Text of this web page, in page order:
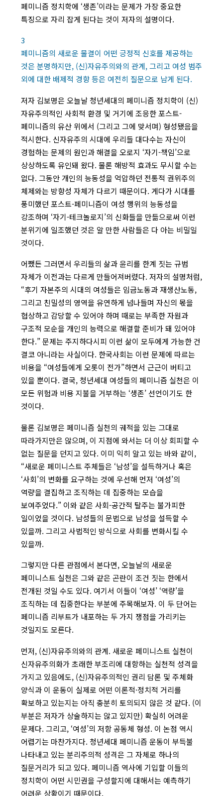
페미니즘 정치학에 ‘생존’이라는 문제가 가장 중요한
특징으로 자리 잡게 된다는 것이 저자의 설명이다.
3
페미니즘의 새로운 물결이 어떤 긍정적 신호를 제공하는
것은 분명하지만, (신)자유주의와의 관계, 그리고 여성 범주
외에 대한 배제적 경향 등은 여전히 질문으로 남게 된다.
저자 김보명은 오늘날 청년세대의 페미니즘 정치학이 (신)
자유주의적인 사회적 환경 및 거기에 조응한 포스트-
페미니즘의 유산 위에서 (그리고 그에 맞서며) 형성됐음을
적시한다. 신자유주의 시대에 우리들 대다수는 자신이
경험하는 문제의 원인과 해결을 오로지 ‘자기-책임’으로
상상하도록 유인돼 왔다. 물론 해방적 효과도 무시할 수는
없다. 그동안 개인의 능동성을 억압하던 전통적 권위주의
체제와는 방향성 자체가 다르기 때문이다. 게다가 시대를
풍미했던 포스트-페미니즘이 여성 행위의 능동성을
강조하며 ‘자기-테크놀로지’의 신화들을 만듦으로써 이런
분위기에 일조했던 것은 알 만한 사람들은 다 아는 비밀일
것이다.
어쨌든 그러면서 우리들의 삶과 윤리를 한계 짓는 규범
자체가 이전과는 다르게 만들어져버렸다. 저자의 설명처럼,
“후기 자본주의 시대의 여성들은 임금노동과 재생산노동,
그리고 친밀성의 영역을 유연하게 넘나들며 자신의 몫을
협상하고 감당할 수 있어야 하며 때로는 부족한 자원과
구조적 모순을 개인의 능력으로 해결할 준비가 돼 있어야
한다.” 문제는 주지하다시피 이런 삶이 모두에게 가능한 건
결코 아니라는 사실이다. 한국사회는 이런 문제에 따르는
비용을 “여성들에게 오롯이 전가”하면서 근근이 버티고
있을 뿐이다. 결국, 청년세대 여성들의 페미니즘 실천은 이
모든 위험과 비용 지불을 거부하는 ‘생존’ 선언이기도 한
것이다.
물론 김보명은 페미니즘 실천의 궤적을 있는 그대로
따라가지만은 않으며, 이 지점에 와서는 더 이상 회피할 수
없는 질문을 던지고 있다. 이미 익히 알고 있는 바와 같이,
“새로운 페미니스트 주체들은 ‘남성’을 설득하거나 혹은
‘사회’의 변화를 요구하는 것에 우선해 먼저 ‘여성’의
역량을 결집하고 조직하는 데 집중하는 모습을
보여주었다.” 이와 같은 사회-공간적 탈주는 불가피한
일이었을 것이다. 남성들의 문법으로 남성을 설득할 수
있을까. 그리고 사법적인 방식으로 사회를 변화시킬 수
있을까.
그렇지만 다른 관점에서 본다면, 오늘날의 새로운
페미니스트 실천은 그와 같은 곤란이 조건 짓는 한에서
전개된 것일 수도 있다. 여기서 이들이 ‘여성’ ‘역량’을
조직하는 데 집중한다는 부분에 주목해보자. 이 두 단어는
페미니즘 리부트가 내포하는 두 가지 쟁점을 가리키는
것일지도 모른다.
먼저, (신)자유주의와의 관계. 새로운 페미니스트 실천이
신자유주의화가 초래한 부조리에 대항하는 실천적 성격을
가지고 있음에도, (신)자유주의적인 권리 담론 및 주체화
양식과 이 운동이 실제로 어떤 이론적·정치적 거리를
확보하고 있는지는 아직 충분히 토의되지 않은 것 같다. (이
부분은 저자가 상술하지는 않고 있지만) 확실히 어려운
문제다. 그리고, ‘여성’의 저항 공동체 형성. 이 논점 역시
어렵기는 마찬가지다. 청년세대 페미니즘 운동이 부득불
나타내고 있는 분리주의적 성격은 그 자체로 하나의
질문거리가 되고 있다. 페미니즘 역사에 기입할 이들의
정치학이 어떤 시민권을 구성할지에 대해서는 예측하기
어려운 상황이기 때문이다.